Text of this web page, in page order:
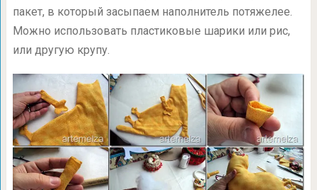
пакет, в который засыпаем наполнитель потяжелее.
Можно использовать пластиковые шарики или рис,
или другую крупу.